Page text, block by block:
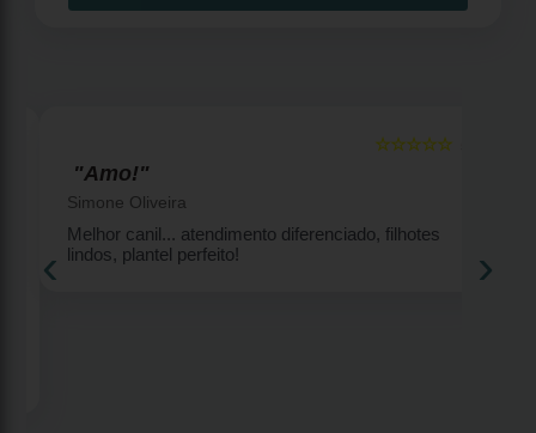
☆☆☆☆☆
"Amo!"
Simone Oliveira
Melhor canil... atendimento diferenciado, filhotes
lindos, plantel perfeito!
‹ ›